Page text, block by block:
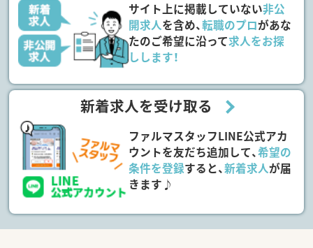
サイト上に掲載していない非公
開求人を含め、転職のプロがあな
たのご希望に沿って求人をお探
しします！
新着求人を受け取る
ファルマスタッフLINE公式アカ
ウントを友だち追加して、希望の
条件を登録すると、新着求人が届
きます♪